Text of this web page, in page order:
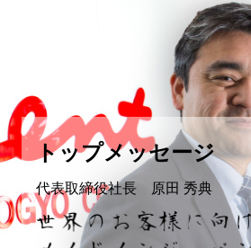
トップメッセージ
代表取締役社長 原田 秀典